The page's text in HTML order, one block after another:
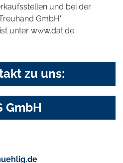
und bei der
GmbH'
unter www.dat.de.
zu uns:
GmbH